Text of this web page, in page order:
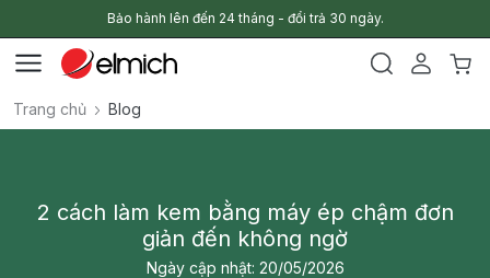
Bảo hành lên đến 24 tháng - đổi trả 30 ngày.
Trang chủ Blog
2 cách làm kem bằng máy ép chậm đơn
giản đến không ngờ
Ngày cập nhật: 20/05/2026